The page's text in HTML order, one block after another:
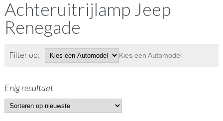
Achteruitrijlamp Jeep
Renegade
Filter op: Kies een Automodel
Enig resultaat